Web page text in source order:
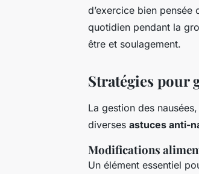
d’exercice bien pensée
quotidien pendant la
être et soulagement.
Stratégies pour
La gestion des
diverses astuces anti-
Modifications
Un élément essentiel